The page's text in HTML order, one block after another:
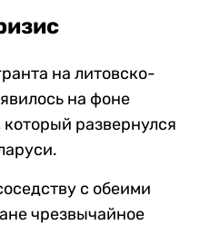
на литовско-
на фоне
развернулся
с обеими
чрезвычайное